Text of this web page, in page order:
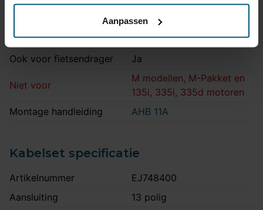
Aanpassen
Nee
Montagetijd
1 uur 30 minuten
Ook voor fietsendrager
Ja
Niet voor
M modellen, M-Pakket en
135i, 335i, 335d motoren
Montage handleiding
AHB 11A
Kabelset specificatie
Artikelnummer
EJ748400
Aansluiting
13 polig